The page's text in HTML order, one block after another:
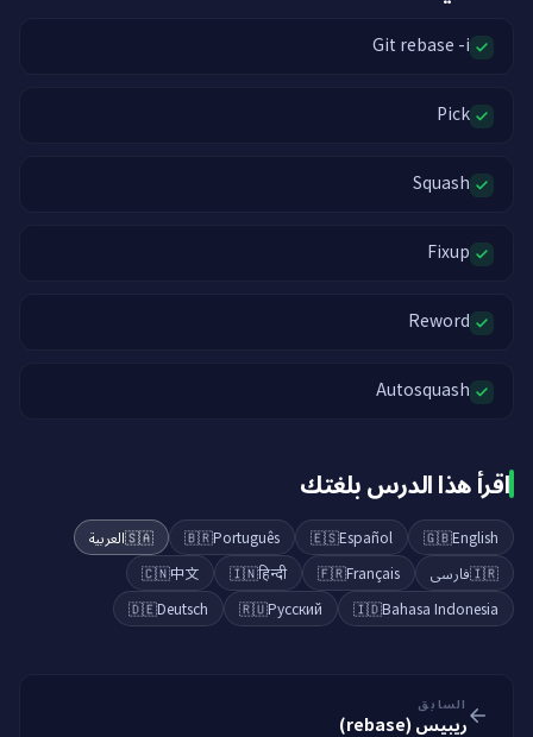
Git rebase -i
Pick
Squash
Fixup
Reword
Autosquash
اقرأ هذا الدرس بلغتك
🇬🇧English
🇪🇸Español
🇧🇷Português
🇸🇦العربية
🇮🇷فارسی 🇫🇷Français
🇮🇳हिन्दी
🇨🇳中文
🇮🇩Bahasa Indonesia
🇷🇺Русский
🇩🇪Deutsch
السابق
ريبيس (rebase)